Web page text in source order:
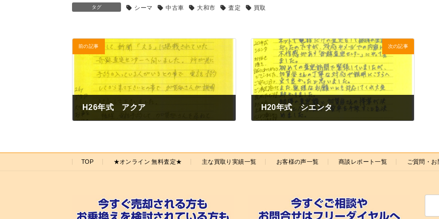
タグ シーマ 中古車 大和市 査定 買取
前の記事
H26年式 アクア
次の記事
H20年式 シエンタ
TOP ★オンライン 無料査定★ 主な買取り実績一覧 お客様の声一覧 商談レポート一覧 ご質問・